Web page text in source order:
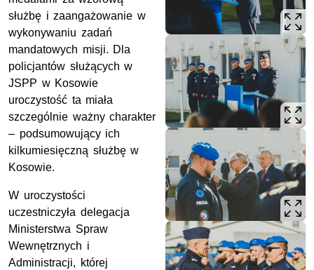
służbę i zaangażowanie w
wykonywaniu zadań
mandatowych misji. Dla
policjantów służących w
JSPP w Kosowie
uroczystość ta miała
szczególnie ważny charakter
– podsumowujący ich
kilkumiesięczną służbę w
Kosowie.
W uroczystości
uczestniczyła delegacja
Ministerstwa Spraw
Wewnętrznych i
Administracji, której